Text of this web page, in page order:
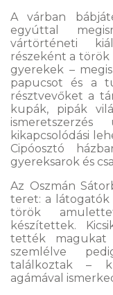
A várban
egyúttal
vártörténeti
részeként a török
gyerekek –
papucsot és a
résztvevőket a
kupák, pipák
kikapcsolódási
Cipóosztó
gyereksarok és
Az Oszmán
teret: a látogatók
török
készítettek.
tették magukat
szemlélve
találkoztak –
agámával